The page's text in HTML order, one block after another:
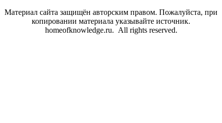
Материал сайта защищён авторским правом. Пожалуйста, при
копировании материала указывайте источник.
homeofknowledge.ru. All rights reserved.